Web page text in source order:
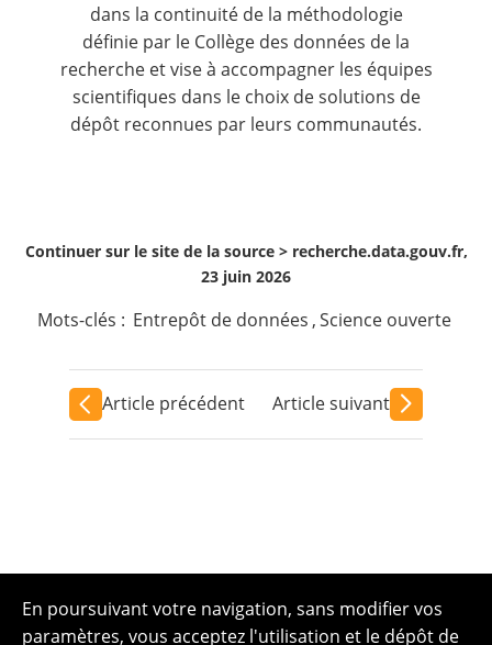
dans la continuité de la méthodologie
définie par le Collège des données de la
recherche et vise à accompagner les équipes
scientifiques dans le choix de solutions de
dépôt reconnues par leurs communautés.
Continuer sur le site de la source > recherche.data.gouv.fr,
23 juin 2026
Mots-clés : Entrepôt de données ,Science ouverte
Article précédent Article suivant
En poursuivant votre navigation, sans modifier vos
paramètres, vous acceptez l'utilisation et le dépôt de